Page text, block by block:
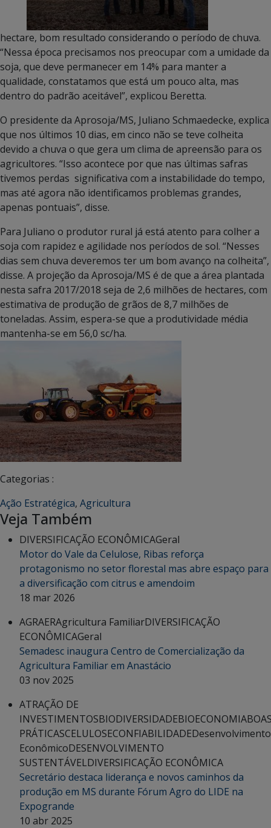
hectare, bom resultado considerando o período de chuva.
“Nessa época precisamos nos preocupar com a umidade da
soja, que deve permanecer em 14% para manter a
qualidade, constatamos que está um pouco alta, mas
dentro do padrão aceitável”, explicou Beretta.
O presidente da Aprosoja/MS, Juliano Schmaedecke, explica
que nos últimos 10 dias, em cinco não se teve colheita
devido a chuva o que gera um clima de apreensão para os
agricultores. “Isso acontece por que nas últimas safras
tivemos perdas significativa com a instabilidade do tempo,
mas até agora não identificamos problemas grandes,
apenas pontuais”, disse.
Para Juliano o produtor rural já está atento para colher a
soja com rapidez e agilidade nos períodos de sol. “Nesses
dias sem chuva deveremos ter um bom avanço na colheita”,
disse. A projeção da Aprosoja/MS é de que a área plantada
nesta safra 2017/2018 seja de 2,6 milhões de hectares, com
estimativa de produção de grãos de 8,7 milhões de
toneladas. Assim, espera-se que a produtividade média
mantenha-se em 56,0 sc/ha.
Categorias :
Ação Estratégica, Agricultura
Veja Também
DIVERSIFICAÇÃO ECONÔMICAGeral
Motor do Vale da Celulose, Ribas reforça
protagonismo no setor florestal mas abre espaço para
a diversificação com citrus e amendoim
18 mar 2026
AGRAERAgricultura FamiliarDIVERSIFICAÇÃO
ECONÔMICAGeral
Semadesc inaugura Centro de Comercialização da
Agricultura Familiar em Anastácio
03 nov 2025
ATRAÇÃO DE
INVESTIMENTOSBIODIVERSIDADEBIOECONOMIA
PRÁTICASCELULOSECONFIABILIDADEDesenvolvimento
EconômicoDESENVOLVIMENTO
SUSTENTÁVELDIVERSIFICAÇÃO ECONÔMICA
Secretário destaca liderança e novos caminhos da
produção em MS durante Fórum Agro do LIDE na
Expogrande
10 abr 2025